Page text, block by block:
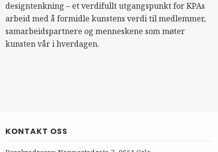
designtenkning – et verdifullt utgangspunkt for KPAs
arbeid med å formidle kunstens verdi til medlemmer,
samarbeidspartnere og menneskene som møter
kunsten vår i hverdagen.
KONTAKT OSS